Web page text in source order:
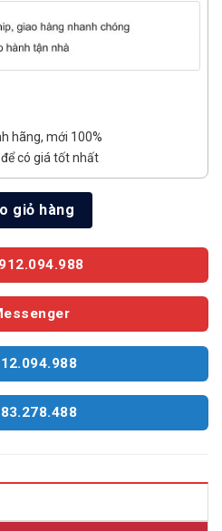
hãng, mới 100%
có giá tốt nhất
43S30 số lượng
giỏ hàng